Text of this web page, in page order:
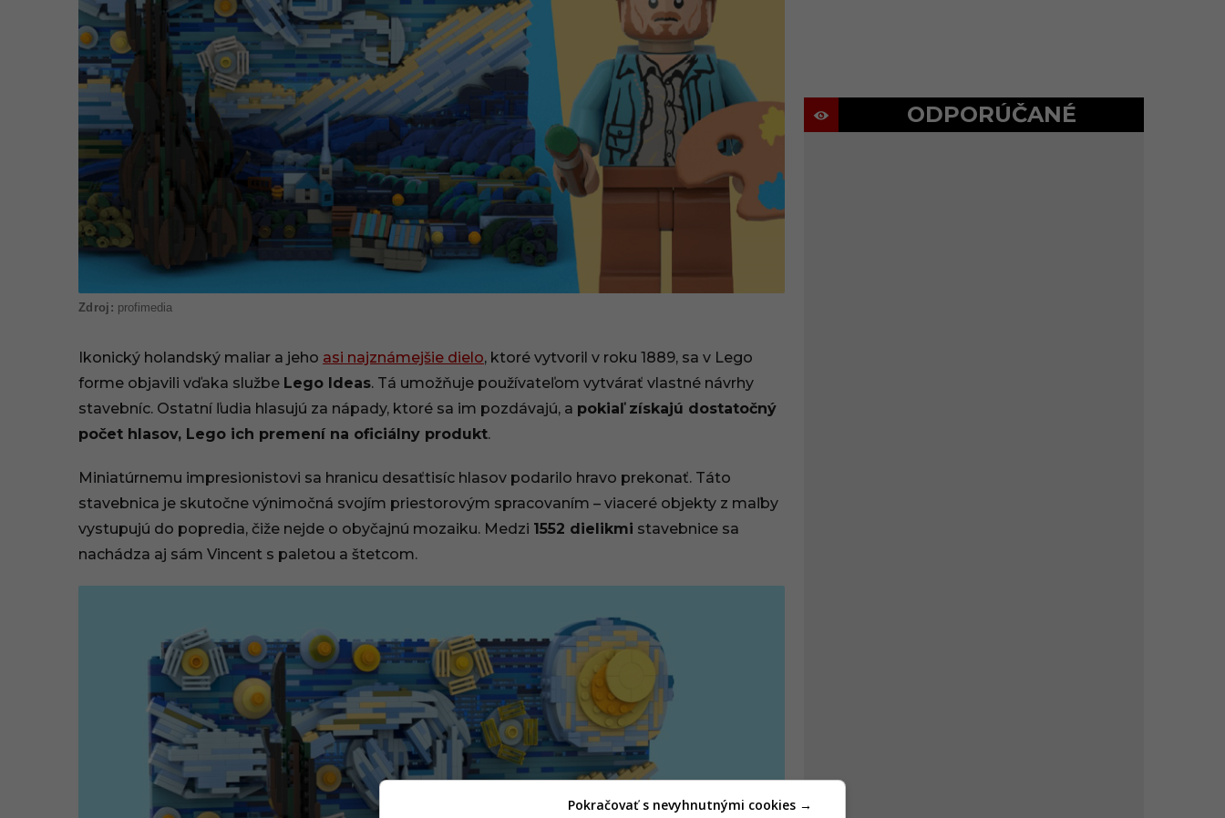
:
3
0
profimedia
Ikonický holandský maliar a jeho asi najznámejšie dielo, ktoré vytvoril v roku 1889, sa v Lego
forme objavili vďaka službe Lego Ideas. Tá umožňuje používateľom vytvárať vlastné návrhy
stavebníc. Ostatní ľudia hlasujú za nápady, ktoré sa im pozdávajú, a pokiaľ získajú dostatočný
počet hlasov, Lego ich premení na oficiálny produkt.
Miniatúrnemu impresionistovi sa hranicu desaťtisíc hlasov podarilo hravo prekonať. Táto
stavebnica je skutočne výnimočná svojím priestorovým spracovaním – viaceré objekty z maľby
vystupujú do popredia, čiže nejde o obyčajnú mozaiku. Medzi 1552 dielikmi stavebnice sa
nachádza aj sám Vincent s paletou a štetcom.
ODPORÚČANÉ
Pokračovať s nevyhnutnými cookies →